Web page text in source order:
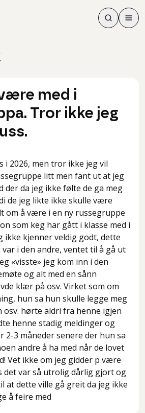
Søk
Søk
Meny
med i
Tror ikke jeg
i 2026, men tror ikke jeg vil
litt men fant ut at jeg
der da jeg ikke følte de ga meg
de jeg likte ikke skulle være
om å være i en ny russegruppe
som keg har gått i klasse med i
ikke kjenner veldig godt, dette
i den andre, ventet til å gå ut
«visste» jeg kom inn i den
og alt med en sånn
klær på osv. Virket som om
hun sa hun skulle legge meg
hørte aldri fra henne igjen
henne stadig meldinger og
2-3 måneder senere der hun sa
andre å ha med når de lovet
Vet ikke om jeg gidder p være
det var så utrolig dårlig gjort og
at dette ville gå greit da jeg ikke
å feire med